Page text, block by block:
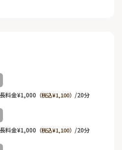
料金¥1,000 （税込¥1,100） /20分
料金¥1,000 （税込¥1,100） /20分